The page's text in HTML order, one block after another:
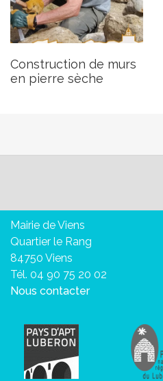
Construction de murs
en pierre sèche
Mairie de Viens
Quartier le Rang
84750 Viens
Tél. 04 90 75 20 02
Nous contacter